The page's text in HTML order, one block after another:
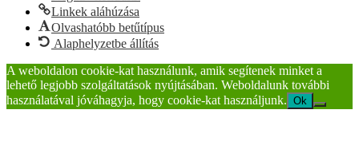
Linkek aláhúzása
Olvashatóbb betűtípus
Alaphelyzetbe állítás
A weboldalon cookie-kat használunk, amik segítenek minket a
lehető legjobb szolgáltatások nyújtásában. Weboldalunk további
használatával jóváhagyja, hogy cookie-kat használjunk. Ok